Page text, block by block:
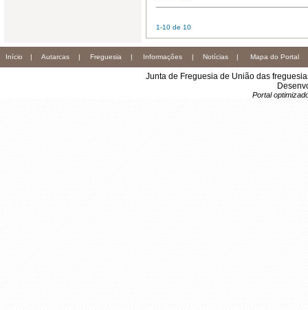
1-10 de 10
Início | Autarcas | Freguesia | Informações | Notícias | Mapa do Portal
Junta de Freguesia de União das
Portal